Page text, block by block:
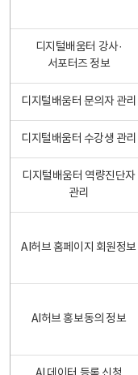
디지털배움터 강사·
서포터즈 정보
디지털배움터 문의자 관리
디지털배움터 수강생 관리
디지털배움터 역량진단자
관리
AI허브 홈페이지 회원정보
AI허브 홍보동의 정보